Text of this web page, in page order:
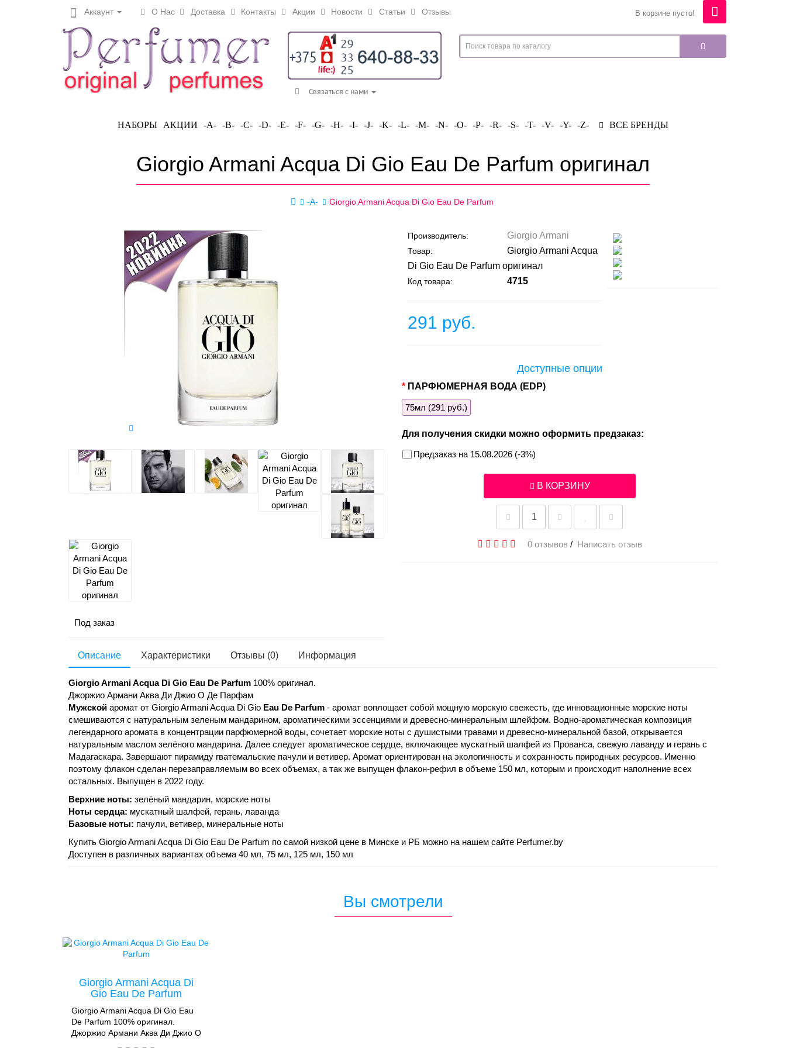
Аккаунт О Нас Доставка Контакты Акции Новости Статьи Отзывы В корзине пусто!
Связаться с нами
НАБОРЫ АКЦИИ -A- -B- -C- -D- -E- -F- -G- -H- -I- -J- -K- -L- -M- -N- -O- -P- -R- -S- -T- -V- -Y- -Z- ВСЕ БРЕНДЫ
Giorgio Armani Acqua Di Gio Eau De Parfum оригинал
-A- Giorgio Armani Acqua Di Gio Eau De Parfum
Под заказ
Производитель: Giorgio Armani
Товар:
Giorgio Armani Acqua
Di Gio Eau De Parfum оригинал
Код товара: 4715
291 руб.
Доступные опции
ПАРФЮМЕРНАЯ ВОДА (EDP)
75мл (291 руб.)
Для получения скидки можно оформить предзаказ:
Предзаказ на 15.08.2026 (-3%)
В КОРЗИНУ
0 отзывов / Написать отзыв
Описание Характеристики Отзывы (0) Информация
Giorgio Armani Acqua Di Gio Eau De Parfum 100% оригинал.
Джоржио Армани Аква Ди Джио О Де Парфам
Мужской аромат от Giorgio Armani Acqua Di Gio Eau De Parfum - аромат воплощает собой мощную морскую свежесть, где инновационные морские ноты
смешиваются с натуральным зеленым мандарином, ароматическими эссенциями и древесно-минеральным шлейфом. Водно-ароматическая композиция
легендарного аромата в концентрации парфюмерной воды, сочетает морские ноты с душистыми травами и древесно-минеральной базой, открывается
натуральным маслом зелёного мандарина. Далее следует ароматическое сердце, включающее мускатный шалфей из Прованса, свежую лаванду и герань с
Мадагаскара. Завершают пирамиду гватемальские пачули и ветивер. Аромат ориентирован на экологичность и сохранность природных ресурсов. Именно
поэтому флакон сделан перезаправляемым во всех объемах, а так же выпущен флакон-рефил в объеме 150 мл, которым и происходит наполнение всех
остальных. Выпущен в 2022 году.
Верхние ноты: зелёный мандарин, морские ноты
Ноты сердца: мускатный шалфей, герань, лаванда
Базовые ноты: пачули, ветивер, минеральные ноты
Купить Giorgio Armani Acqua Di Gio Eau De Parfum по самой низкой цене в Минске и РБ можно на нашем сайте Perfumer.by
Доступен в различных вариантах объема 40 мл, 75 мл, 125 мл, 150 мл
Вы смотрели
Giorgio Armani Acqua Di
Gio Eau De Parfum
Giorgio Armani Acqua Di Gio Eau
De Parfum 100% оригинал.
Джоржио Армани Аква Ди Джио О